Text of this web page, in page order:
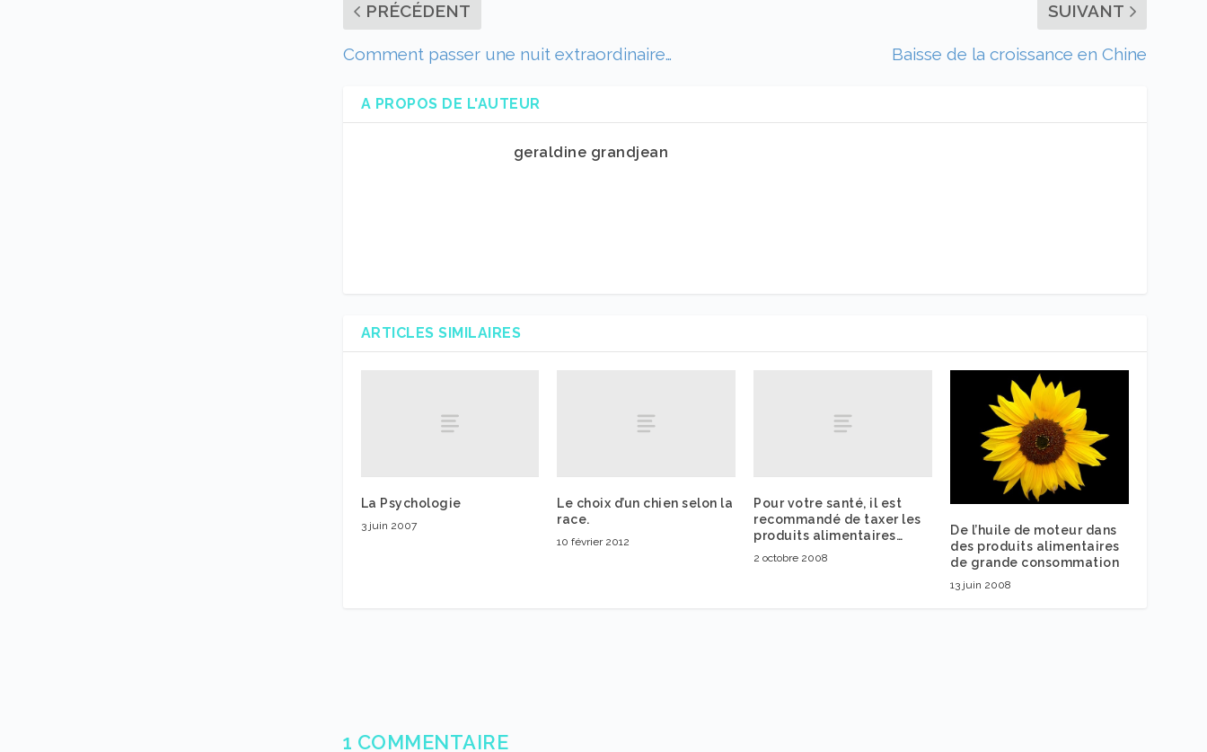
PRÉCÉDENT
Comment passer une nuit extraordinaire…
SUIVANT
Baisse de la croissance en Chine
A PROPOS DE L'AUTEUR
geraldine grandjean
ARTICLES SIMILAIRES
La Psychologie
3 juin 2007
Le choix d’un chien selon la
race.
10 février 2012
Pour votre santé, il est
recommandé de taxer les
produits alimentaires…
2 octobre 2008
De l’huile de moteur dans
des produits alimentaires
de grande consommation
13 juin 2008
1 COMMENTAIRE